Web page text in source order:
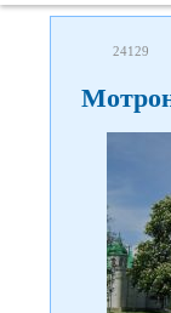
24129